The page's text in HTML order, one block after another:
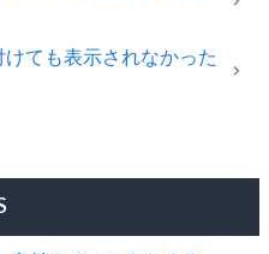
ても表示されなかった